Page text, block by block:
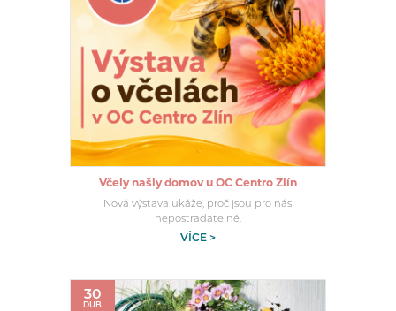
Včely našly domov u OC Centro Zlín
Nová výstava ukáže, proč jsou pro nás
nepostradatelné.
VÍCE >
30
DUB